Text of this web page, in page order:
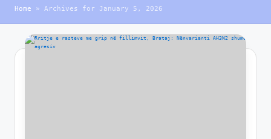
Home » Archives for January 5, 2026